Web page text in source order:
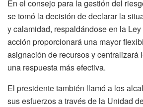
En el consejo para la gestión del
se tomó la decisión de declarar la
y calamidad, respaldándose en la
acción proporcionará una mayor
asignación de recursos y centralizará
una respuesta más efectiva.
El presidente también llamó a los
sus esfuerzos a través de la Unidad